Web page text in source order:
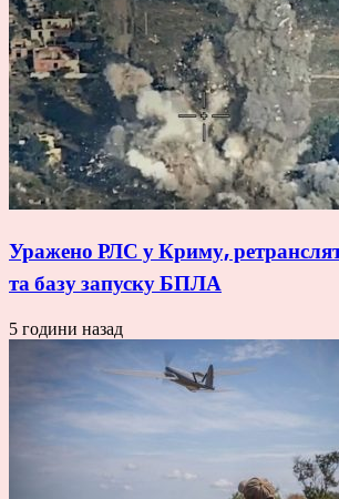
Уражено РЛС у Криму,
та базу запуску БПЛА
5 години назад